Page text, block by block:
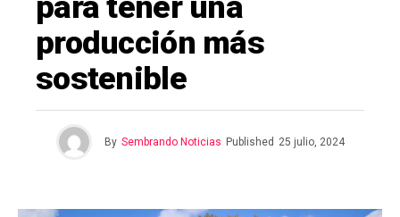
producción más
sostenible
By Sembrando Noticias Published 25 julio, 2024